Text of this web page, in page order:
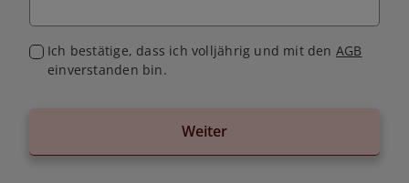
Ich bestätige, dass ich volljährig und mit den AGB
einverstanden bin.
Weiter